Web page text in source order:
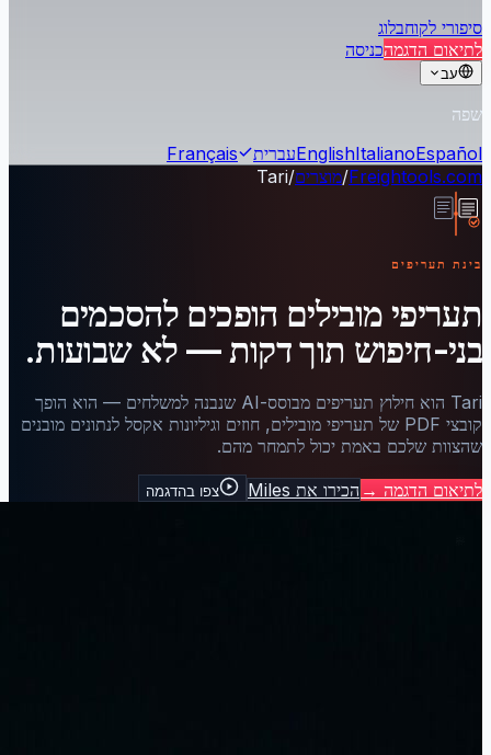
סיפורי לקוחבלוג
לתיאום הדגמהכניסה
עב
שפה
EnglishItalianoEspañol עברית
Français
Freightools.com
/מוצרים/
Tari
בינת תעריפים
תעריפי מובילים הופכים להסכמים
בני-חיפוש תוך דקות — לא שבועות.
Tari הוא חילוץ תעריפים מבוסס-AI שנבנה למשלחים — הוא הופך
קובצי PDF של תעריפי מובילים, חוזים וגיליונות אקסל לנתונים מובנים
שהצוות שלכם באמת יכול לתמחר מהם.
לתיאום הדגמה → הכירו את Miles צפו בהדגמה